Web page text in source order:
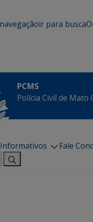
ir para busca
PCMS
Polícia Civil de Mato
Informativos Fale